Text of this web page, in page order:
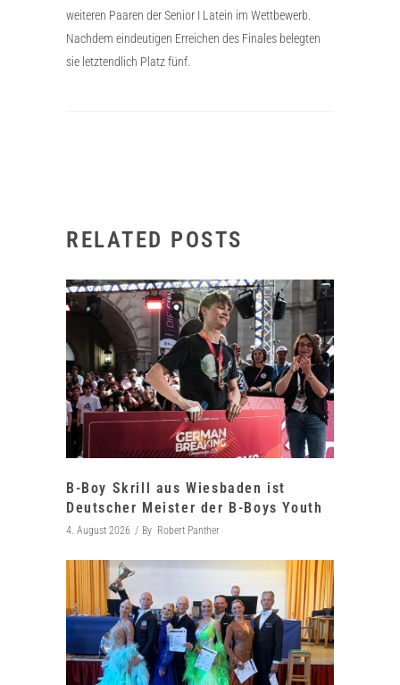
weiteren Paaren der Senior I Latein im Wettbewerb.
Nachdem eindeutigen Erreichen des Finales belegten
sie letztendlich Platz fünf.
RELATED POSTS
B-Boy Skrill aus Wiesbaden ist
Deutscher Meister der B-Boys Youth
4. August 2026 By Robert Panther